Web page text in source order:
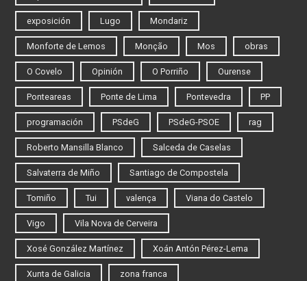
exposición Lugo Mondariz
Monforte de Lemos Monção Mos obras
O Covelo Opinión O Porriño Ourense
Ponteareas Ponte de Lima Pontevedra PP
programación PSdeG PSdeG-PSOE rag
Roberto Mansilla Blanco Salceda de Caselas
Salvaterra de Miño Santiago de Compostela
Tomiño Tui valença Viana do Castelo
Vigo Vila Nova de Cerveira
Xosé González Martínez Xoán Antón Pérez-Lema
Xunta de Galicia zona franca